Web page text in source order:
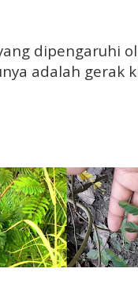
dipengaruhi
adalah gerak